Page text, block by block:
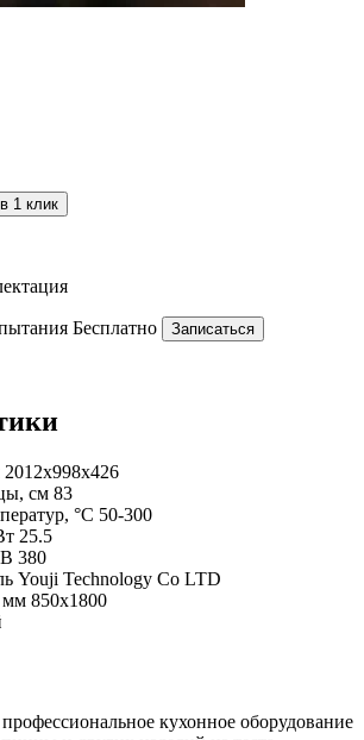
1 клик
Бесплатно Записаться
2012х998х426
см 83
°С 50-300
25.5
380
Youji Technology Co LTD
мм 850х1800
кухонное оборудование